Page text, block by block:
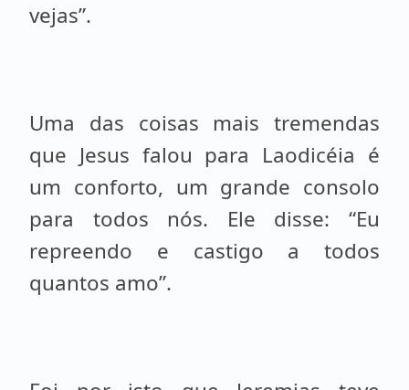
vejas”.
Uma das coisas mais tremendas
que Jesus falou para Laodicéia é
um conforto, um grande consolo
para todos nós. Ele disse: “Eu
repreendo e castigo a todos
quantos amo”.